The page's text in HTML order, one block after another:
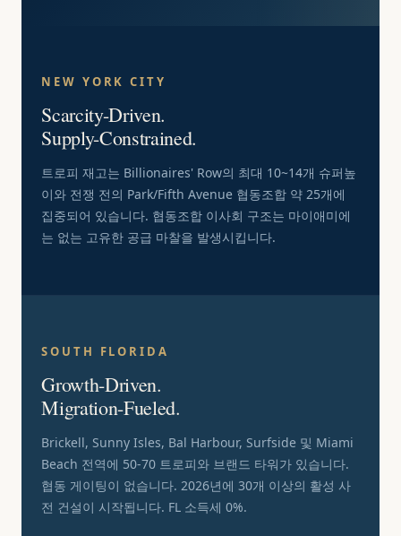
NEW YORK CITY
Scarcity-Driven.
Supply-Constrained.
트로피 재고는 Billionaires' Row의 최대 10~14개 슈퍼높
이와 전쟁 전의 Park/Fifth Avenue 협동조합 약 25개에
집중되어 있습니다. 협동조합 이사회 구조는 마이애미에
는 없는 고유한 공급 마찰을 발생시킵니다.
SOUTH FLORIDA
Growth-Driven.
Migration-Fueled.
Brickell, Sunny Isles, Bal Harbour, Surfside 및 Miami
Beach 전역에 50-70 트로피와 브랜드 타워가 있습니다.
협동 게이팅이 없습니다. 2026년에 30개 이상의 활성 사
전 건설이 시작됩니다. FL 소득세 0%.